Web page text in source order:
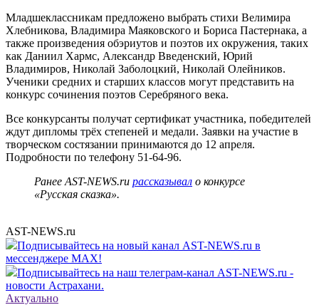
Младшеклассникам предложено выбрать стихи Велимира
Хлебникова, Владимира Маяковского и Бориса Пастернака, а
также произведения обэриутов и поэтов их окружения, таких
как Даниил Хармс, Александр Введенский, Юрий
Владимиров, Николай Заболоцкий, Николай Олейников.
Ученики средних и старших классов могут представить на
конкурс сочинения поэтов Серебряного века.
Все конкурсанты получат сертификат участника, победителей
ждут дипломы трёх степеней и медали. Заявки на участие в
творческом состязании принимаются до 12 апреля.
Подробности по телефону 51-64-96.
Ранее AST-NEWS.ru рассказывал о конкурсе
«Русская сказка».
AST-NEWS.ru
Подписывайтесь на новый канал AST-NEWS.ru в
мессенджере MAX!
Подписывайтесь на наш телеграм-канал AST-NEWS.ru -
новости Астрахани.
Актуально